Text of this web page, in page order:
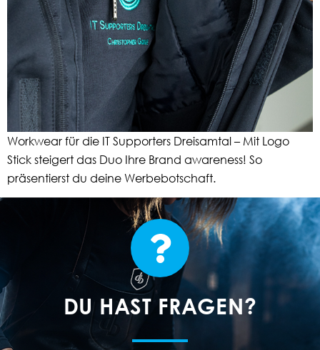
Workwear für die IT Supporters Dreisamtal – Mit Logo
Stick steigert das Duo Ihre Brand awareness! So
präsentierst du deine Werbebotschaft.
DU HAST FRAGEN?